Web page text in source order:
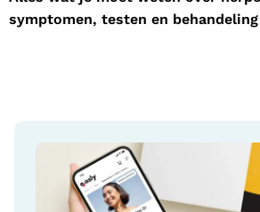
symptomen, testen en behandeling